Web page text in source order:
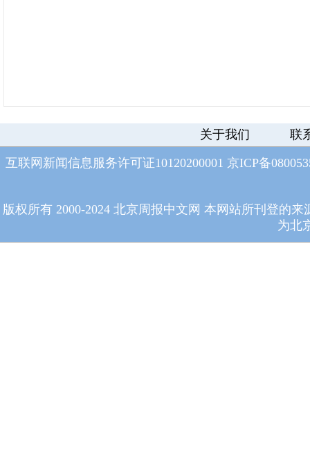
关于我们 联
互联网新闻信息服务许可证10120200001 京ICP备
版权所有 2000-2024 北京周报中文网 本网站所刊登的
为北